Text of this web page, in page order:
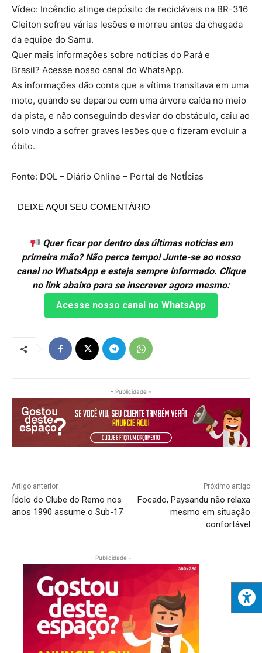
Vídeo: Incêndio atinge depósito de recicláveis na BR-316
Cleiton sofreu várias lesões e morreu antes da chegada
da equipe do Samu.
Quer mais informações sobre notícias do Pará e
Brasil? Acesse nosso canal do WhatsApp.
As informações dão conta que a vítima transitava em uma
moto, quando se deparou com uma árvore caída no meio
da pista, e não conseguindo desviar do obstáculo, caiu ao
solo vindo a sofrer graves lesões que o fizeram evoluir a
óbito.
Fonte: DOL – Diário Online – Portal de NotÍcias
DEIXE AQUI SEU COMENTÁRIO
Quer ficar por dentro das últimas notícias em
primeira mão? Não perca tempo! Junte-se ao nosso
canal no WhatsApp e esteja sempre informado. Clique
no link abaixo para se inscrever agora mesmo:
Acesse nosso canal no WhatsApp
- Publicidade -
Artigo anterior
Ídolo do Clube do Remo nos
anos 1990 assume o Sub-17
Próximo artigo
Focado, Paysandu não relaxa
mesmo em situação
confortável
- Publicidade -